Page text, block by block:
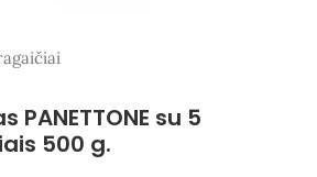
su 5
500 g.